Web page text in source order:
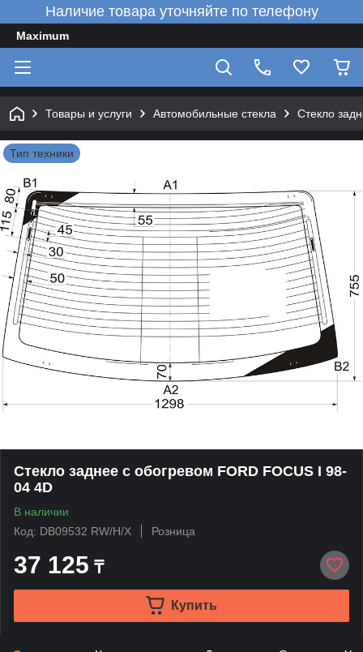
Наличие товара уточняйте по телефону
Maximum
Товары и услуги Автомобильные стекла Стекло
Тип техники
Стекло заднее с обогревом FORD FOCUS I 98-
04 4D
В наличии
Код: DB09532 RW/H/X
Розница
37 125 ₸
Купить